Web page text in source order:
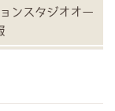
ンスタジオオー